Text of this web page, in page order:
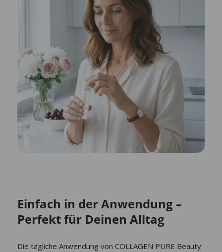
Einfach in der Anwendung –
Perfekt für Deinen Alltag
Die tägliche Anwendung von COLLAGEN PURE Beauty